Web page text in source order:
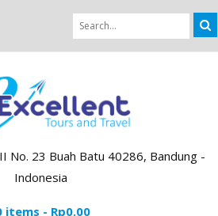
No. 23 Buah Batu 40286, Bandung -
Indonesia
items - Rp0.00